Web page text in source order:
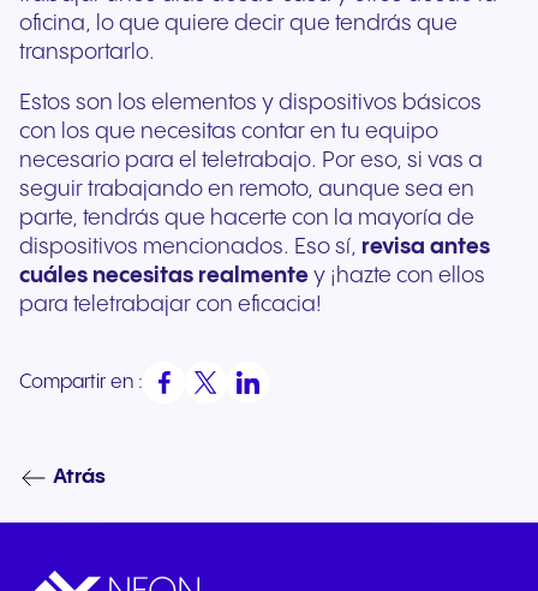
oficina, lo que quiere decir que tendrás que
transportarlo.
Estos son los elementos y dispositivos básicos
con los que necesitas contar en tu equipo
necesario para el teletrabajo. Por eso, si vas a
seguir trabajando en remoto, aunque sea en
parte, tendrás que hacerte con la mayoría de
dispositivos mencionados. Eso sí, revisa antes
cuáles necesitas realmente y ¡hazte con ellos
para teletrabajar con eficacia!
Compartir en :
Atrás